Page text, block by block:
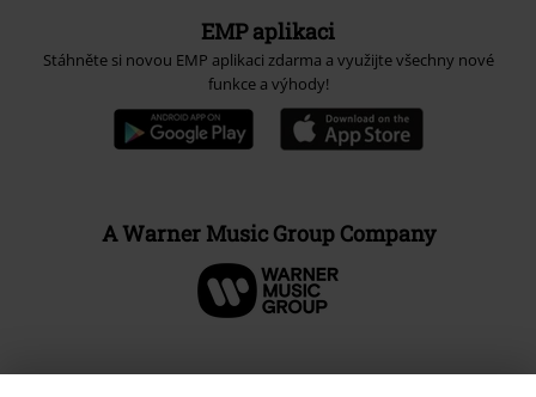
EMP aplikaci
Stáhněte si novou EMP aplikaci zdarma a využijte všechny nové
funkce a výhody!
A Warner Music Group Company